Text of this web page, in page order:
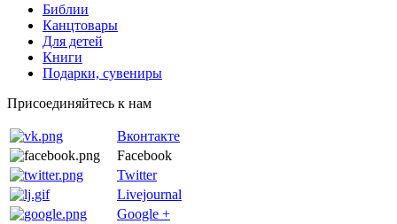
Библии
Канцтовары
Для детей
Книги
Подарки, сувениры
Присоединяйтесь к нам
Вконтакте
Facebook
Twitter
Livejournal
Google +